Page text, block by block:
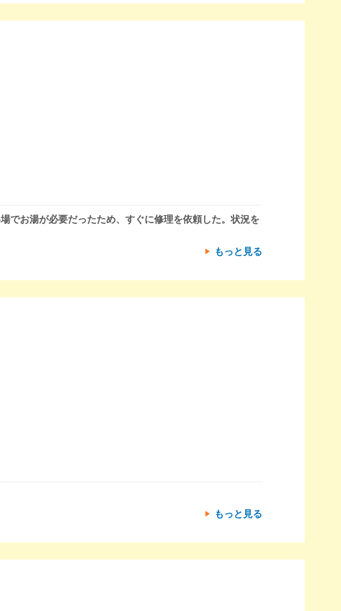
でお湯が必要だったため、すぐに修理を依頼した。状況を
もっと見る
もっと見る